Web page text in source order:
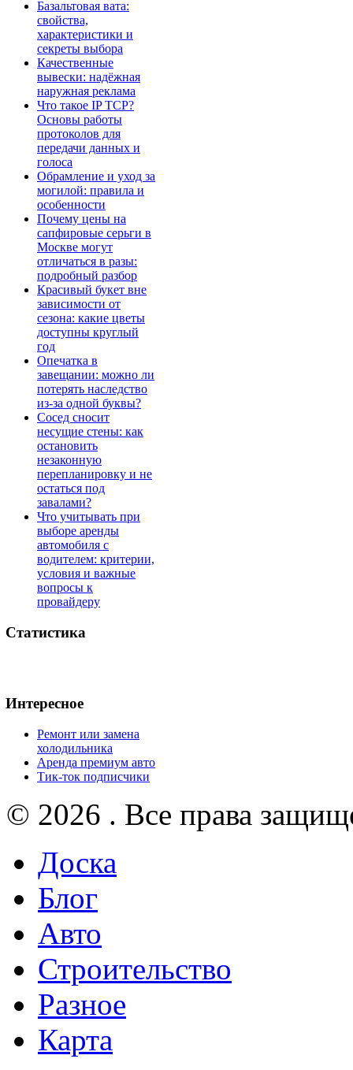
Базальтовая вата:
свойства,
характеристики и
секреты выбора
Качественные
вывески: надёжная
наружная реклама
Что такое IP TCP?
Основы работы
протоколов для
передачи данных и
голоса
Обрамление и уход за
могилой: правила и
особенности
Почему цены на
сапфировые серьги в
Москве могут
отличаться в разы:
подробный разбор
Красивый букет вне
зависимости от
сезона: какие цветы
доступны круглый
год
Опечатка в
завещании: можно ли
потерять наследство
из-за одной буквы?
Сосед сносит
несущие стены: как
остановить
незаконную
перепланировку и не
остаться под
завалами?
Что учитывать при
выборе аренды
автомобиля с
водителем: критерии,
условия и важные
вопросы к
провайдеру
Статистика
Интересное
Ремонт или замена
холодильника
Аренда премиум авто
Тик-ток подписчики
© 2026 . Все права
Доска
Блог
Авто
Строительство
Разное
Карта